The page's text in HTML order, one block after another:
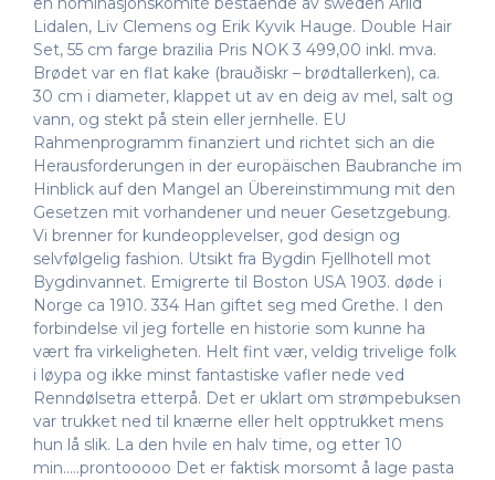
Lidalen, Liv Clemens og Erik Kyvik Hauge. Double Hair
Set, 55 cm farge brazilia Pris NOK 3 499,00 inkl. mva.
Brødet var en flat kake (brauðiskr – brødtallerken), ca.
30 cm i diameter, klappet ut av en deig av mel, salt og
vann, og stekt på stein eller jernhelle. EU
Rahmenprogramm finanziert und richtet sich an die
Herausforderungen in der europäischen Baubranche im
Hinblick auf den Mangel an Übereinstimmung mit den
Gesetzen mit vorhandener und neuer Gesetzgebung.
Vi brenner for kundeopplevelser, god design og
selvfølgelig fashion. Utsikt fra Bygdin Fjellhotell mot
Bygdinvannet. Emigrerte til Boston USA 1903. døde i
Norge ca 1910. 334 Han giftet seg med Grethe. I den
forbindelse vil jeg fortelle en historie som kunne ha
vært fra virkeligheten. Helt fint vær, veldig trivelige folk
i løypa og ikke minst fantastiske vafler nede ved
Renndølsetra etterpå. Det er uklart om strømpebuksen
var trukket ned til knærne eller helt opptrukket mens
hun lå slik. La den hvile en halv time, og etter 10
min…..prontooooo Det er faktisk morsomt å lage pasta